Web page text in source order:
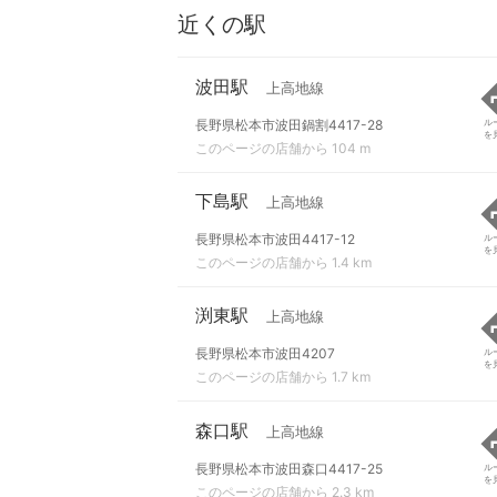
近くの駅
波田駅 上高地線
長野県松本市波田鍋割4417-28
このページの店舗から 104 m
ル
を
下島駅 上高地線
長野県松本市波田4417-12
このページの店舗から 1.4 km
ル
を
渕東駅 上高地線
長野県松本市波田4207
このページの店舗から 1.7 km
ル
を
森口駅 上高地線
長野県松本市波田森口4417-25
このページの店舗から 2.3 km
ル
を